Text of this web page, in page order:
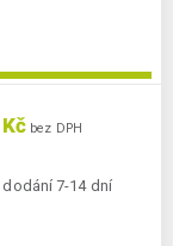
bez DPH
dodání 7-14 dní